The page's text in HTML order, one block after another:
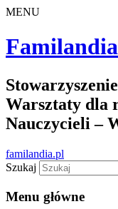
MENU
Warsztaty dla
Nauczycieli –
familandia.pl
Szukaj
Menu główne